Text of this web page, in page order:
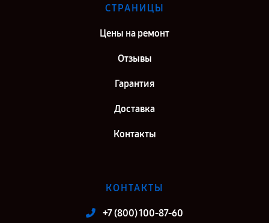
СТРАНИЦЫ
Цены на ремонт
Отзывы
Гарантия
Доставка
Контакты
КОНТАКТЫ
+7 (800) 100-87-60